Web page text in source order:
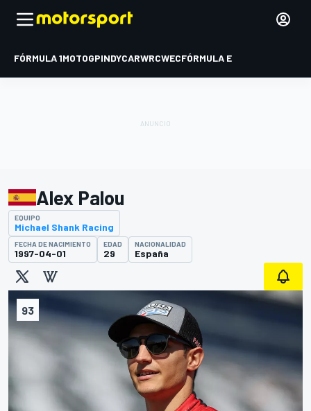
FÓRMULA 1MOTOGPINDYCARWRCWECFÓRMULA E
93
Alex Palou
EQUIPO
Michael Shank Racing
FECHA DE NACIMIENTO
1997-04-01
EDAD
29
NACIONALIDAD
España